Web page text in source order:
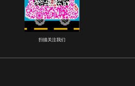
扫描关注我们